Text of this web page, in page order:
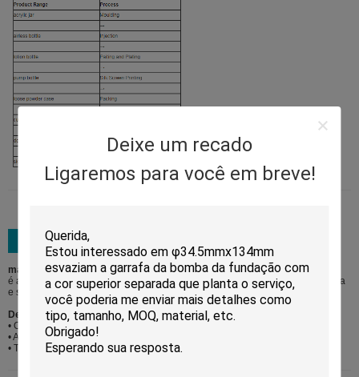
Deixe um recado
Ligaremos para você em breve!
material de embalagem:
é amarrado cinco caixas da exportação da camada com materiais da espuma
e serviço extra da pálete disponível
Detalhes do transporte:
• O porto de Shanghai e o porto de Ningbo são sugeridos
• A CORRENTE DE RELÓGIO, CFR e o CIF são até a exigência de clientes
• T/T e o LC estão ambos disponíveis